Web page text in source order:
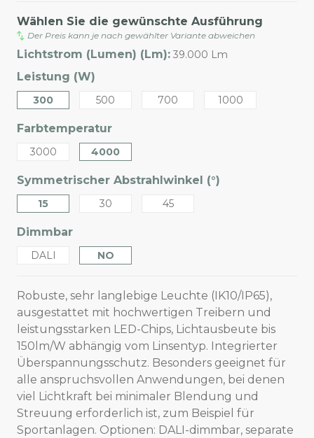
Wählen Sie die gewünschte Ausführung
Der Preis kann je nach gewählter Variante abweichen
Lichtstrom (Lumen) (Lm): 39.000 Lm
Leistung (W)
300 500 700 1000
Farbtemperatur
3000 4000
Symmetrischer Abstrahlwinkel (°)
15 30 45
Dimmbar
DALI NO
Robuste, sehr langlebige Leuchte (IK10/IP65),
ausgestattet mit hochwertigen Treibern und
leistungsstarken LED-Chips, Lichtausbeute bis
150lm/W abhängig vom Linsentyp. Integrierter
Überspannungsschutz. Besonders geeignet für
alle anspruchsvollen Anwendungen, bei denen
viel Lichtkraft bei minimaler Blendung und
Streuung erforderlich ist, zum Beispiel für
Sportanlagen. Optionen: DALI-dimmbar, separate